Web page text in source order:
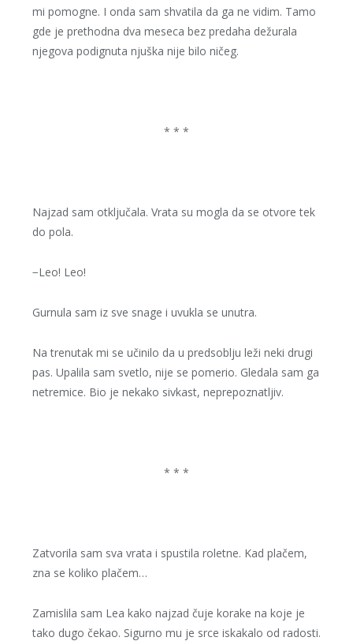
mi pomogne. I onda sam shvatila da ga ne vidim. Tamo
gde je prethodna dva meseca bez predaha dežurala
njegova podignuta njuška nije bilo ničeg.
* * *
Najzad sam otključala. Vrata su mogla da se otvore tek
do pola.
−Leo! Leo!
Gurnula sam iz sve snage i uvukla se unutra.
Na trenutak mi se učinilo da u predsoblju leži neki drugi
pas. Upalila sam svetlo, nije se pomerio. Gledala sam ga
netremice. Bio je nekako sivkast, neprepoznatljiv.
* * *
Zatvorila sam sva vrata i spustila roletne. Kad plačem,
zna se koliko plačem…
Zamislila sam Lea kako najzad čuje korake na koje je
tako dugo čekao. Sigurno mu je srce iskakalo od radosti.